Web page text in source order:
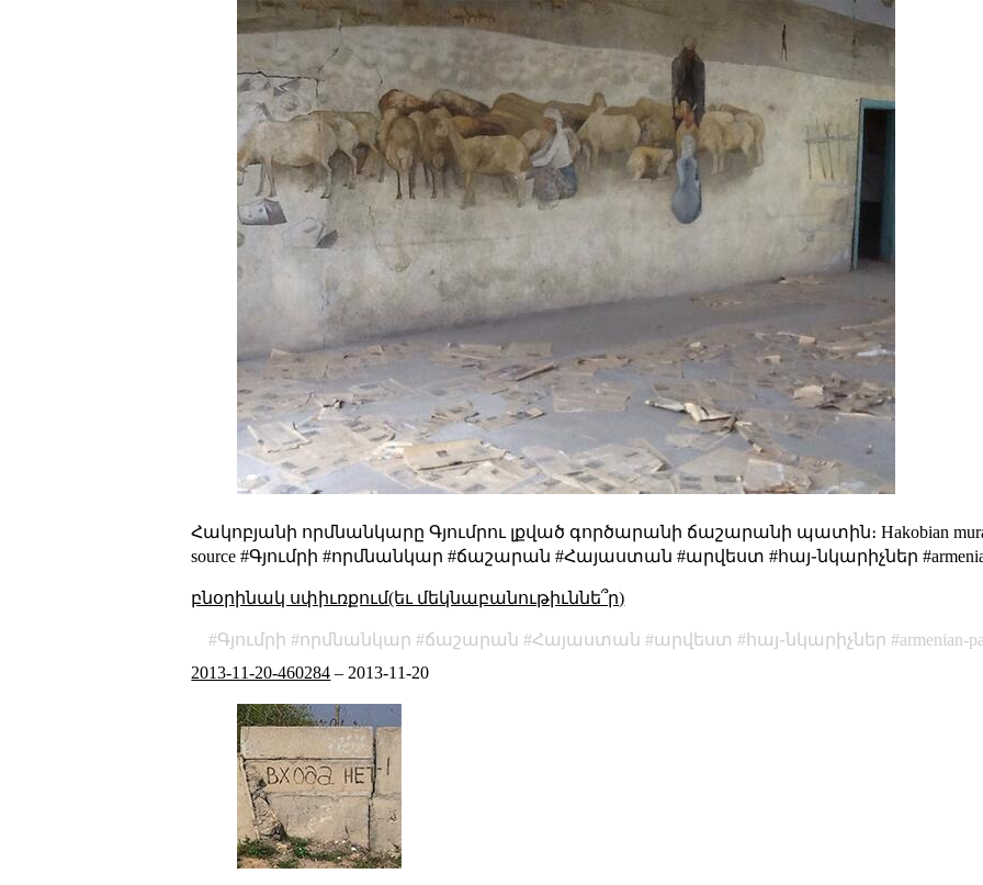
Հակոբյանի որմնանկարը Գյումրու լքված գործարանի ճաշարանի պատին։ Hakobian
source #Գյումրի #որմնանկար #ճաշարան #Հայաստան #արվեստ #հայ֊նկարիչներ #armenian-
բնօրինակ սփիւռքում(եւ մեկնաբանութիւննե՞ր)
Գյումրի որմնանկար ճաշարան Հայաստան արվեստ հայ֊նկարիչներ armenian-
2013-11-20-460284 – 2013-11-20